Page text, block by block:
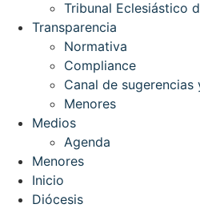
Tribunal Eclesiástico
Transparencia
Normativa
Compliance
Canal de sugerencias
Menores
Medios
Agenda
Menores
Inicio
Diócesis